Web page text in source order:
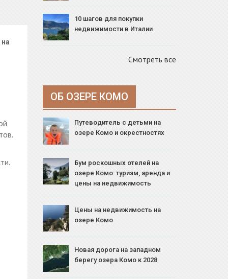
10 шагов для покупки
недвижимости в Италии
Смотреть все
ОБ ОЗЕРЕ КОМО
Путеводитель с детьми на
озере Комо и окрестностях
Бум роскошных отелей на
озере Комо: туризм, аренда и
цены на недвижимость
Цены на недвижимость на
озере Комо
Новая дорога на западном
берегу озера Комо к 2028